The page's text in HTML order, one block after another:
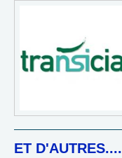
ET D'AUTRES....